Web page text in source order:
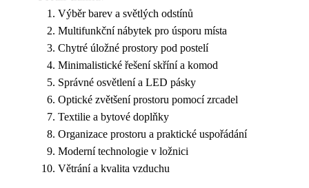
Výběr barev a světlých odstínů
Multifunkční nábytek pro úsporu místa
Chytré úložné prostory pod postelí
Minimalistické řešení skříní a komod
Správné osvětlení a LED pásky
Optické zvětšení prostoru pomocí zrcadel
Textilie a bytové doplňky
Organizace prostoru a praktické uspořádání
Moderní technologie v ložnici
Větrání a kvalita vzduchu